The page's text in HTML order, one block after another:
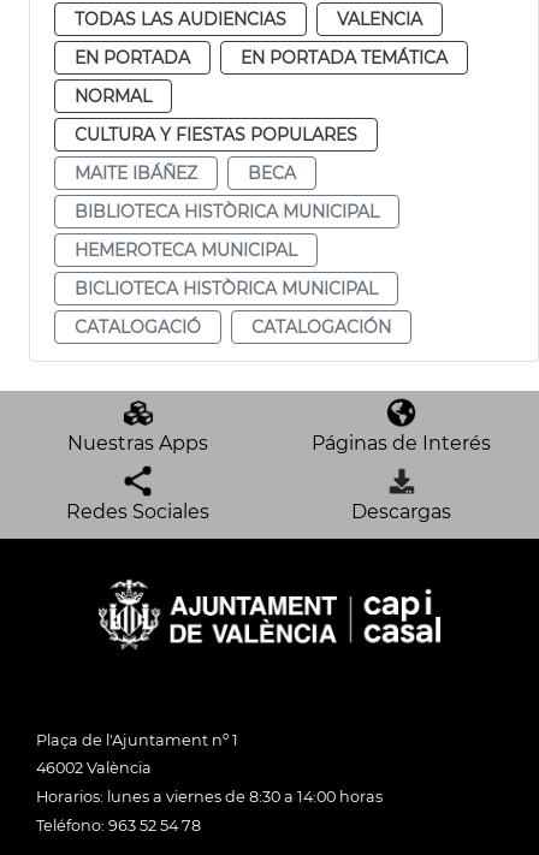
TODAS LAS AUDIENCIAS
VALENCIA
EN PORTADA
EN PORTADA TEMÁTICA
NORMAL
CULTURA Y FIESTAS POPULARES
MAITE IBÁÑEZ
BECA
BIBLIOTECA HISTÒRICA MUNICIPAL
HEMEROTECA MUNICIPAL
BICLIOTECA HISTÒRICA MUNICIPAL
CATALOGACIÓ
CATALOGACIÓN
Nuestras Apps Páginas de Interés
Redes Sociales Descargas
Plaça de l'Ajuntament nº 1
46002 València
Horarios: lunes a viernes de 8:30 a 14:00 horas
Teléfono: 963 52 54 78